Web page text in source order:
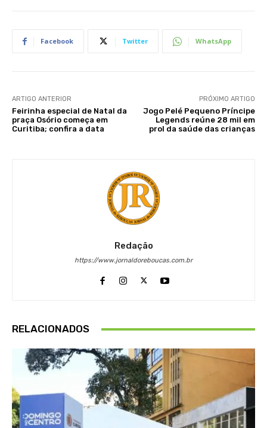
Facebook Twitter WhatsApp
ARTIGO ANTERIOR
Feirinha especial de Natal da
praça Osório começa em
Curitiba; confira a data
PRÓXIMO ARTIGO
Jogo Pelé Pequeno Príncipe
Legends reúne 28 mil em
prol da saúde das crianças
Redação
https://www.jornaldoreboucas.com.br
RELACIONADOS